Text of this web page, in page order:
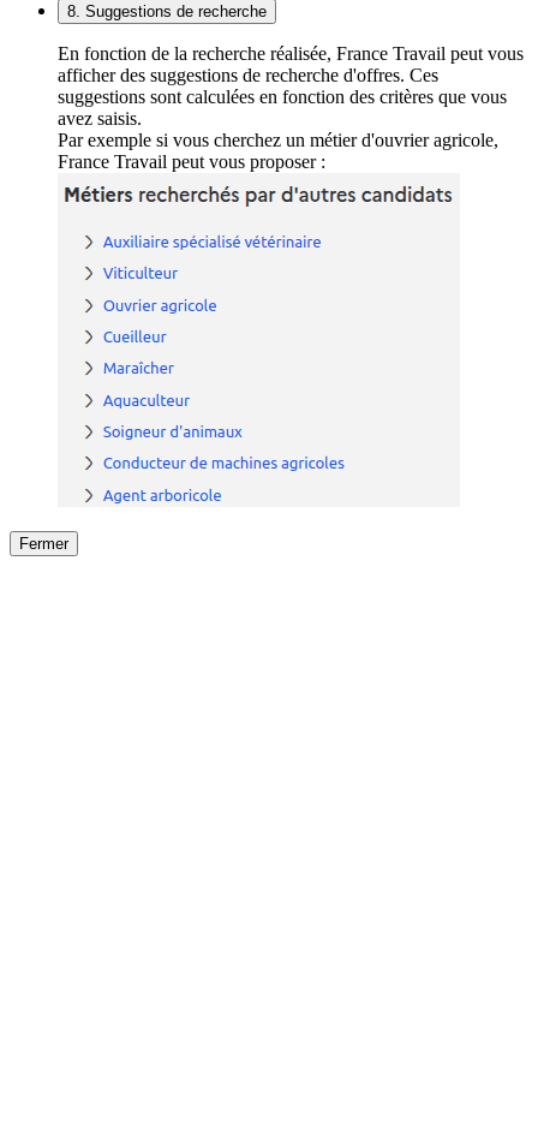
8. Suggestions de recherche
En fonction de la recherche réalisée, France Travail peut vous
afficher des suggestions de recherche d'offres. Ces
suggestions sont calculées en fonction des critères que vous
avez saisis.
Par exemple si vous cherchez un métier d'ouvrier agricole,
France Travail peut vous proposer :
Fermer